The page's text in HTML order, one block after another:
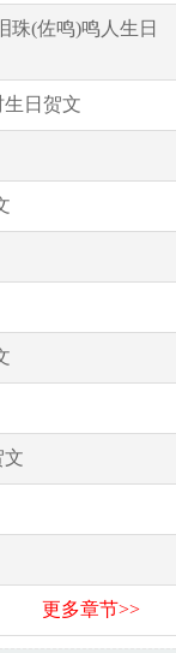
珠(佐鸣)鸣人生日
日贺文
文
更多章节>>